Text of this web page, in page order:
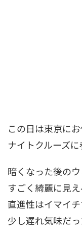
この日は東京に
ナイトクルーズ
暗くなった後の
すごく綺麗に見
直進性はイマイ
少し遅れ気味だっ